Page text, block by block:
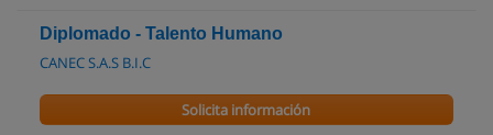
Diplomado - Talento Humano
CANEC S.A.S B.I.C
Solicita información